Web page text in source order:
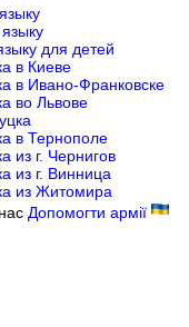
для детей
в Киеве
в Ивано-Франковске
во Львове
в Тернополе
из г. Чернигов
из г. Винница
из Житомира
Допомогти армії